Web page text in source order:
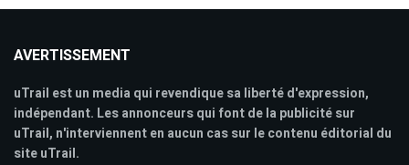
AVERTISSEMENT
uTrail est un media qui revendique sa liberté d'expression,
indépendant. Les annonceurs qui font de la publicité sur
uTrail, n'interviennent en aucun cas sur le contenu éditorial du
site uTrail.